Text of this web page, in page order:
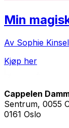
Min
Av Sophie
Kjøp her
Cappelen
Sentrum, 0055
0161 Oslo